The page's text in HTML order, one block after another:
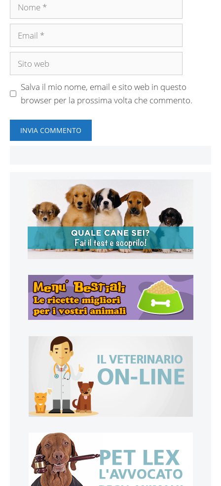
Email
Sito
Salva il mio nome, email e sito web in questo
browser per la prossima volta che commento.